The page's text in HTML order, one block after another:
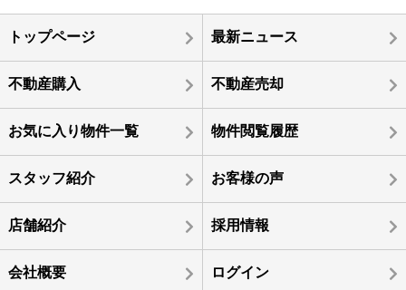
トップページ 最新ニュース
不動産購入 不動産売却
お気に入り物件一覧 物件閲覧履歴
スタッフ紹介 お客様の声
店舗紹介 採用情報
会社概要 ログイン